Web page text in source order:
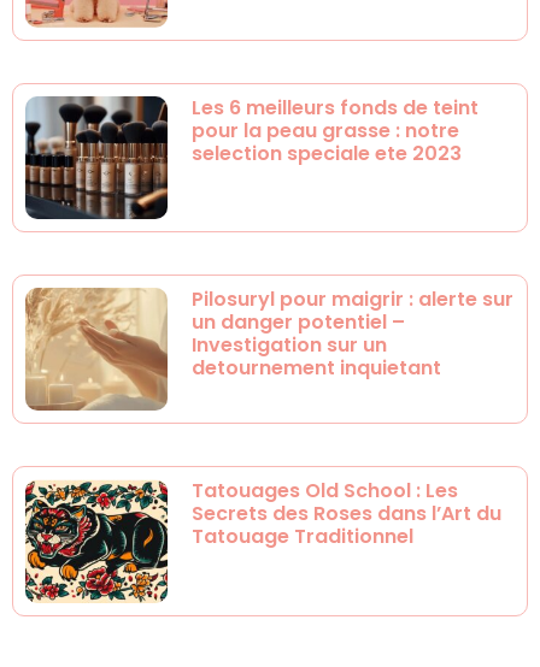
Les 6 meilleurs fonds de teint
pour la peau grasse : notre
selection speciale ete 2023
Pilosuryl pour maigrir : alerte sur
un danger potentiel –
Investigation sur un
detournement inquietant
Tatouages Old School : Les
Secrets des Roses dans l’Art du
Tatouage Traditionnel